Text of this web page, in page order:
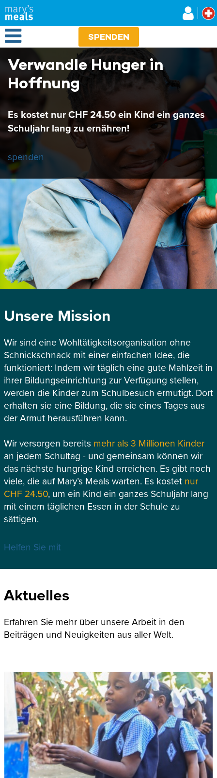
Direkt
zum
Inhalt
Open Menu SPENDEN
Verwandle Hunger in
Hoffnung
Es kostet nur CHF 24.50 ein Kind ein ganzes
Schuljahr lang zu ernähren!
spenden
Unsere Mission
Wir sind eine Wohltätigkeitsorganisation ohne
Schnickschnack mit einer einfachen Idee, die
funktioniert: Indem wir täglich eine gute Mahlzeit in
ihrer Bildungseinrichtung zur Verfügung stellen,
werden die Kinder zum Schulbesuch ermutigt. Dort
erhalten sie eine Bildung, die sie eines Tages aus
der Armut herausführen kann.
Wir versorgen bereits mehr als 3 Millionen Kinder
an jedem Schultag - und gemeinsam können wir
das nächste hungrige Kind erreichen. Es gibt noch
viele, die auf Mary’s Meals warten. Es kostet nur
CHF 24.50, um ein Kind ein ganzes Schuljahr lang
mit einem täglichen Essen in der Schule zu
sättigen.
Helfen Sie mit
Aktuelles
Erfahren Sie mehr über unsere Arbeit in den
Beiträgen und Neuigkeiten aus aller Welt.